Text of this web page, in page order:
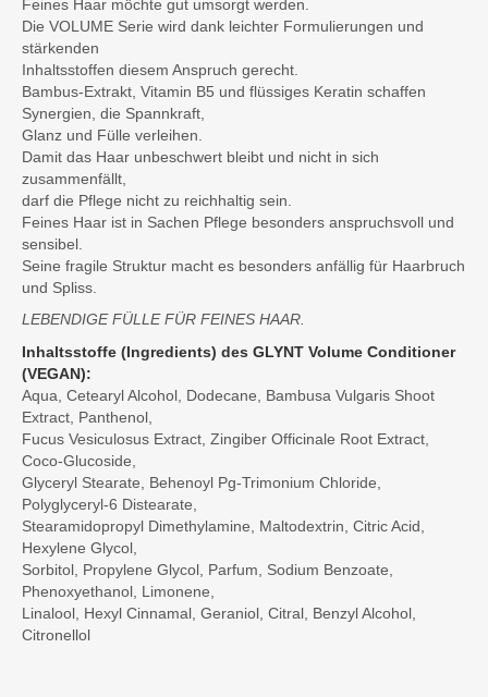
Feines Haar möchte gut umsorgt werden.
Die VOLUME Serie wird dank leichter Formulierungen und
stärkenden
Inhaltsstoffen diesem Anspruch gerecht.
Bambus-Extrakt, Vitamin B5 und flüssiges Keratin schaffen
Synergien, die Spannkraft,
Glanz und Fülle verleihen.
Damit das Haar unbeschwert bleibt und nicht in sich
zusammenfällt,
darf die Pflege nicht zu reichhaltig sein.
Feines Haar ist in Sachen Pflege besonders anspruchsvoll und
sensibel.
Seine fragile Struktur macht es besonders anfällig für Haarbruch
und Spliss.
LEBENDIGE FÜLLE FÜR FEINES HAAR.
Inhaltsstoffe (Ingredients) des GLYNT Volume Conditioner
(VEGAN):
Aqua, Cetearyl Alcohol, Dodecane, Bambusa Vulgaris Shoot
Extract, Panthenol,
Fucus Vesiculosus Extract, Zingiber Officinale Root Extract,
Coco-Glucoside,
Glyceryl Stearate, Behenoyl Pg-Trimonium Chloride,
Polyglyceryl-6 Distearate,
Stearamidopropyl Dimethylamine, Maltodextrin, Citric Acid,
Hexylene Glycol,
Sorbitol, Propylene Glycol, Parfum, Sodium Benzoate,
Phenoxyethanol, Limonene,
Linalool, Hexyl Cinnamal, Geraniol, Citral, Benzyl Alcohol,
Citronellol